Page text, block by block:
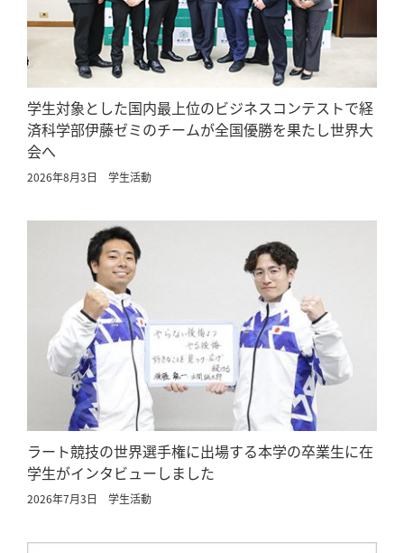
学生対象とした国内最上位のビジネスコンテストで経
済科学部伊藤ゼミのチームが全国優勝を果たし世界大
会へ
2026年8月3日 学生活動
ラート競技の世界選手権に出場する本学の卒業生に在
学生がインタビューしました
2026年7月3日 学生活動